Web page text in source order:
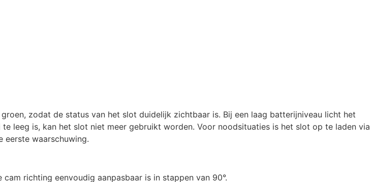
zodat de status van het slot duidelijk zichtbaar is. Bij een laag batterijniveau licht het
leeg is, kan het slot niet meer gebruikt worden. Voor noodsituaties is het slot op te laden via
eerste waarschuwing.
richting eenvoudig aanpasbaar is in stappen van 90°.